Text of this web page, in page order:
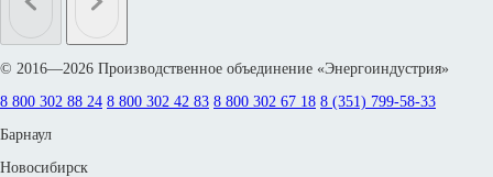
© 2016—2026 Производственное объединение «Энергоиндустрия»
8 800 302 88 24 8 800 302 42 83 8 800 302 67 18 8 (351) 799-58-33
Барнаул
Новосибирск